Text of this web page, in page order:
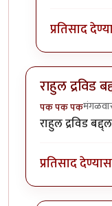
प्रतिसाद
राहुल द्रविड
पक पक पक
राहुल द्रविड
प्रतिसाद